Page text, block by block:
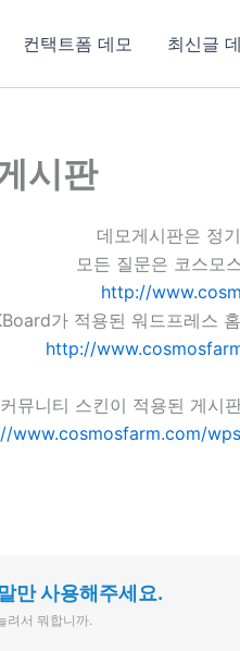
컨택트폼 데모 최신글
시판
데모게시판은 정
모든 질문은 코스모
http://
가 적용된 워드프레스
http://
뮤니티 스킨이 적용된 게시
www.cosmosfarm.com/
만 사용해주세요.
려서 뭐합니까.